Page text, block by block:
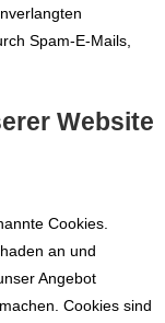
Spam-E-Mails,
Website
Cookies.
an und
Angebot
Cookies sind